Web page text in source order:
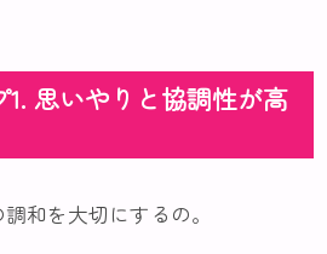
思いやりと協調性が高
和を大切にするの。